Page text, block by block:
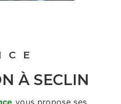
À SECLIN
vous propose ses